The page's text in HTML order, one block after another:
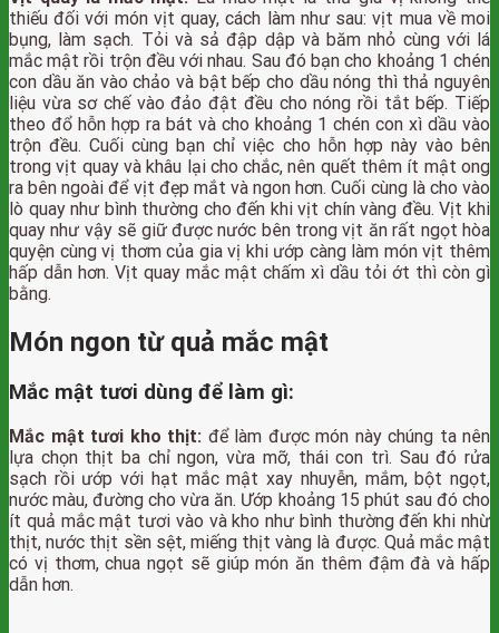
thiếu đối với món vịt quay, cách làm như sau: vịt mua về moi
bụng, làm sạch. Tỏi và sả đập dập và băm nhỏ cùng với lá
mắc mật rồi trộn đều với nhau. Sau đó bạn cho khoảng 1 chén
con dầu ăn vào chảo và bật bếp cho dầu nóng thì thả nguyên
liệu vừa sơ chế vào đảo đật đều cho nóng rồi tắt bếp. Tiếp
theo đổ hỗn hợp ra bát và cho khoảng 1 chén con xì dầu vào
trộn đều. Cuối cùng bạn chỉ việc cho hỗn hợp này vào bên
trong vịt quay và khâu lại cho chắc, nên quết thêm ít mật ong
ra bên ngoài để vịt đẹp mắt và ngon hơn. Cuối cùng là cho vào
lò quay như bình thường cho đến khi vịt chín vàng đều. Vịt khi
quay như vậy sẽ giữ được nước bên trong vịt ăn rất ngọt hòa
quyện cùng vị thơm của gia vị khi ướp càng làm món vịt thêm
hấp dẫn hơn. Vịt quay mắc mật chấm xì dầu tỏi ớt thì còn gì
bằng.
Món ngon từ quả mắc mật
Mắc mật tươi dùng để làm gì:
Mắc mật tươi kho thịt: để làm được món này chúng ta nên
lựa chọn thịt ba chỉ ngon, vừa mỡ, thái con trì. Sau đó rửa
sạch rồi ướp với hạt mắc mật xay nhuyễn, mắm, bột ngọt,
nước màu, đường cho vừa ăn. Ướp khoảng 15 phút sau đó cho
ít quả mắc mật tươi vào và kho như bình thường đến khi nhừ
thịt, nước thịt sền sệt, miếng thịt vàng là được. Quả mắc mật
có vị thơm, chua ngọt sẽ giúp món ăn thêm đậm đà và hấp
dẫn hơn.